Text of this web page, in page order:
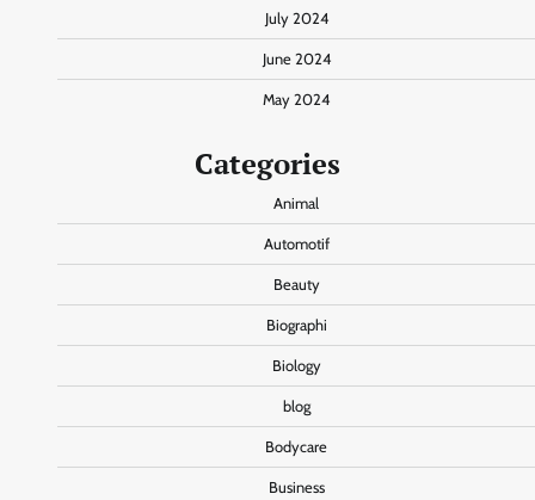
July 2024
June 2024
May 2024
Categories
Animal
Automotif
Beauty
Biographi
Biology
blog
Bodycare
Business